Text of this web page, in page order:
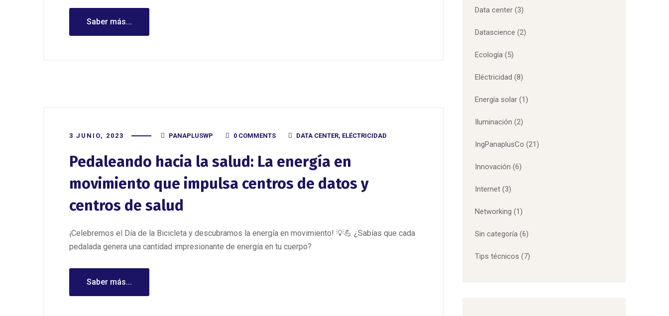
Saber más...
3 JUNIO, 2023 PANAPLUSWP 0 COMMENTS DATA CENTER, ELÉCTRICIDAD
Pedaleando hacia la salud: La energía en
movimiento que impulsa centros de datos y
centros de salud
¡Celebremos el Día de la Bicicleta y descubramos la energía en movimiento! 💡💪 ¿Sabías que cada
pedalada genera una cantidad impresionante de energía en tu cuerpo?
Saber más...
Data center (3)
Datascience (2)
Ecología (5)
Eléctricidad (8)
Energía solar (1)
Iluminación (2)
IngPanaplusCo (21)
Innovación (6)
Internet (3)
Networking (1)
Sin categoría (6)
Tips técnicos (7)